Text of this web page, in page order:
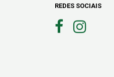
REDES SOCIAIS